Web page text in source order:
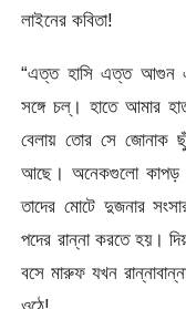
লাইনের কবিতা!
“এত্ত হাসি এত্ত আগুন
সঙ্গে চল্। হাতে আমার
বেলায় তোর সে জোনাক
আছে। অনেকগুলো কাপড়
তাদের মোটে দুজনার
পদের রান্না করতে হয়।
বসে মারুফ যখন